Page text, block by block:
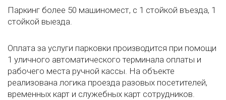
Паркинг более 50 машиномест, с 1 стойкой въезда, 1
стойкой выезда.
Оплата за услуги парковки производится при помощи
1 уличного автоматического терминала оплаты и
рабочего места ручной кассы. На объекте
реализована логика проезда разовых посетителей,
временных карт и служебных карт сотрудников.